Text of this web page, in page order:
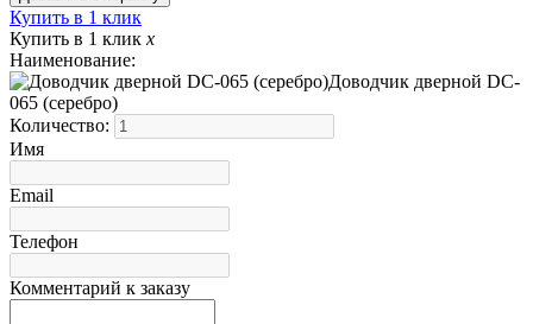
Купить в 1 клик
Купить в 1 клик x
Наименование:
Доводчик дверной DC-
065 (серебро)
Количество:
Имя
Email
Телефон
Комментарий к заказу